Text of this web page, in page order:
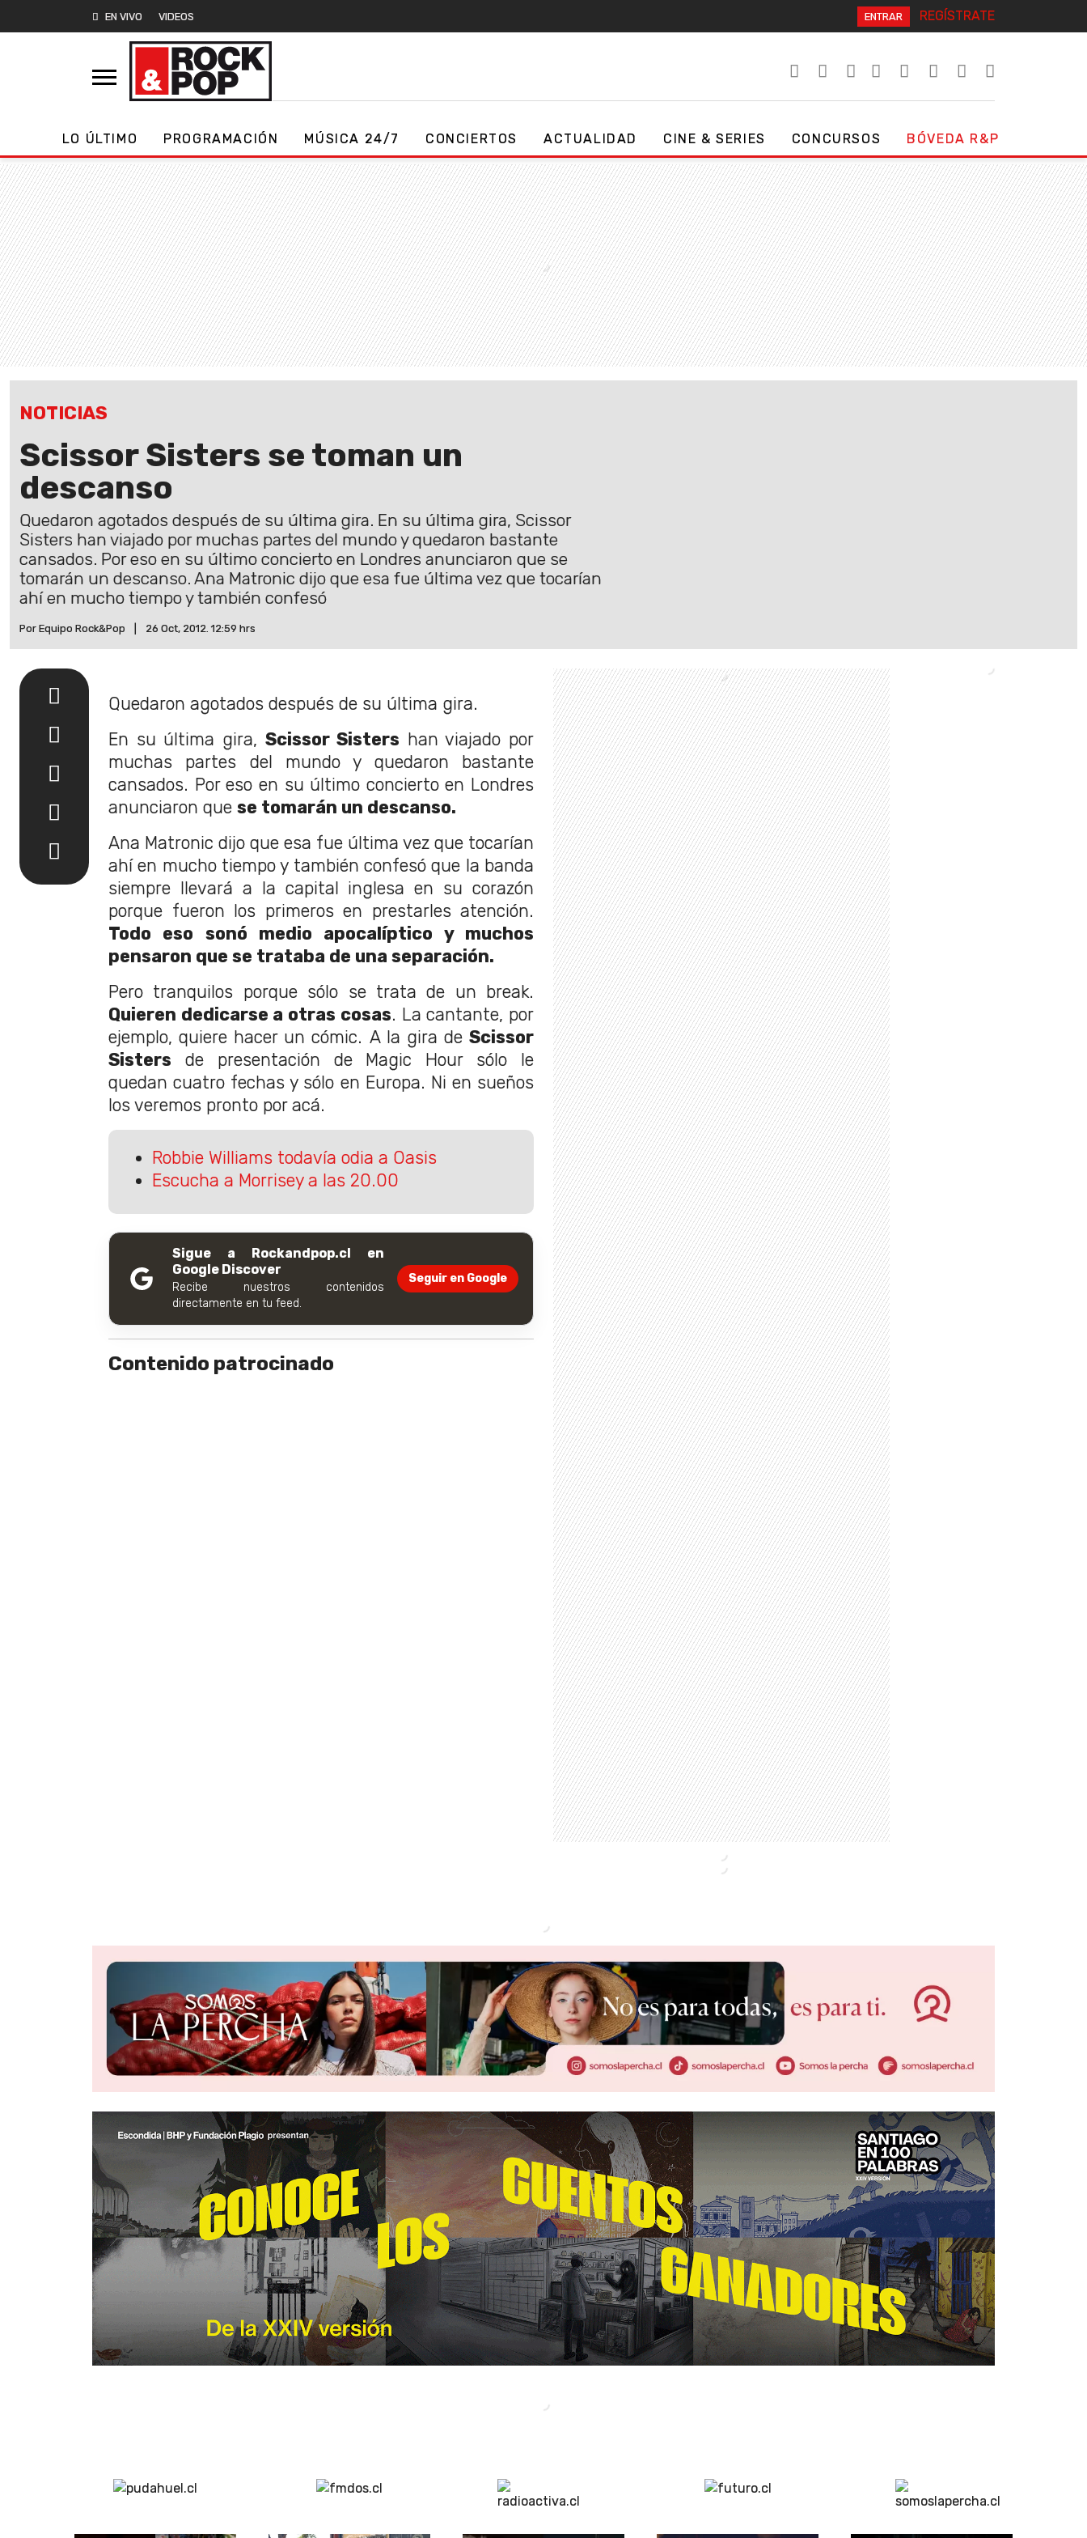
EN VIVO VIDEOS ENTRAR REGÍSTRATE
LO ÚLTIMO PROGRAMACIÓN MÚSICA 24/7 CONCIERTOS ACTUALIDAD CINE & SERIES CONCURSOS BÓVEDA R&P
NOTICIAS
Scissor Sisters se toman un
descanso
Quedaron agotados después de su última gira. En su última gira, Scissor
Sisters han viajado por muchas partes del mundo y quedaron bastante
cansados. Por eso en su último concierto en Londres anunciaron que se
tomarán un descanso. Ana Matronic dijo que esa fue última vez que tocarían
ahí en mucho tiempo y también confesó
Por Equipo Rock&Pop 26 Oct, 2012. 12:59 hrs
Quedaron agotados después de su última gira.
En su última gira, Scissor Sisters han viajado por
muchas partes del mundo y quedaron bastante
cansados. Por eso en su último concierto en Londres
anunciaron que se tomarán un descanso.
Ana Matronic dijo que esa fue última vez que tocarían
ahí en mucho tiempo y también confesó que la banda
siempre llevará a la capital inglesa en su corazón
porque fueron los primeros en prestarles atención.
Todo eso sonó medio apocalíptico y muchos
pensaron que se trataba de una separación.
Pero tranquilos porque sólo se trata de un break.
Quieren dedicarse a otras cosas. La cantante, por
ejemplo, quiere hacer un cómic. A la gira de Scissor
Sisters de presentación de Magic Hour sólo le
quedan cuatro fechas y sólo en Europa. Ni en sueños
los veremos pronto por acá.
Robbie Williams todavía odia a Oasis
Escucha a Morrisey a las 20.00
Sigue a Rockandpop.cl en
Google Discover
Recibe nuestros contenidos
directamente en tu feed.
Seguir en Google
Contenido patrocinado